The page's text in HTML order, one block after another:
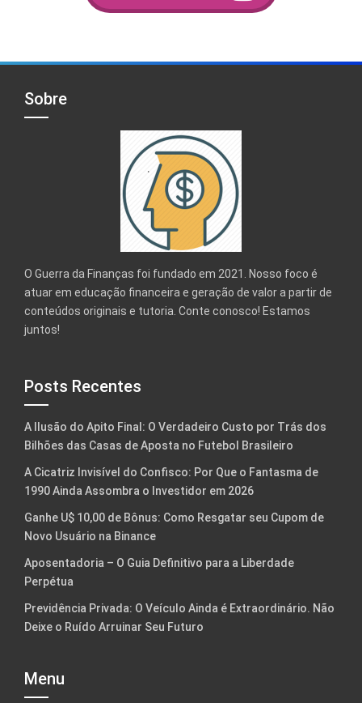
Sobre
O Guerra da Finanças foi fundado em 2021. Nosso foco é
atuar em educação financeira e geração de valor a partir de
conteúdos originais e tutoria. Conte conosco! Estamos
juntos!
Posts Recentes
A Ilusão do Apito Final: O Verdadeiro Custo por Trás dos
Bilhões das Casas de Aposta no Futebol Brasileiro
A Cicatriz Invisível do Confisco: Por Que o Fantasma de
1990 Ainda Assombra o Investidor em 2026
Ganhe U$ 10,00 de Bônus: Como Resgatar seu Cupom de
Novo Usuário na Binance
Aposentadoria – O Guia Definitivo para a Liberdade
Perpétua
Previdência Privada: O Veículo Ainda é Extraordinário. Não
Deixe o Ruído Arruinar Seu Futuro
Menu